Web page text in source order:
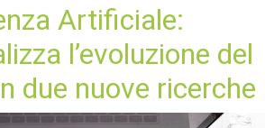
Artificiale:
l’evoluzione del
due nuove ricerche